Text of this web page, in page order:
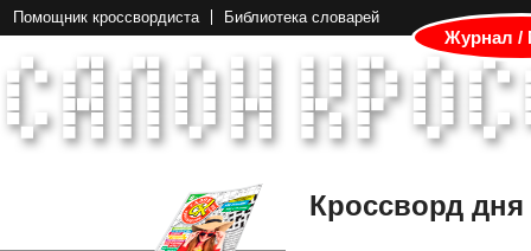
Помощник кроссвордиста Библиотека словарей
Журнал /
Кроссворд дня